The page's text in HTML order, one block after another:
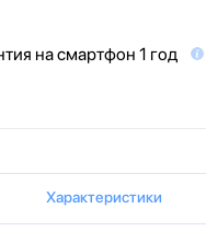
на смартфон 1 год
Характеристики